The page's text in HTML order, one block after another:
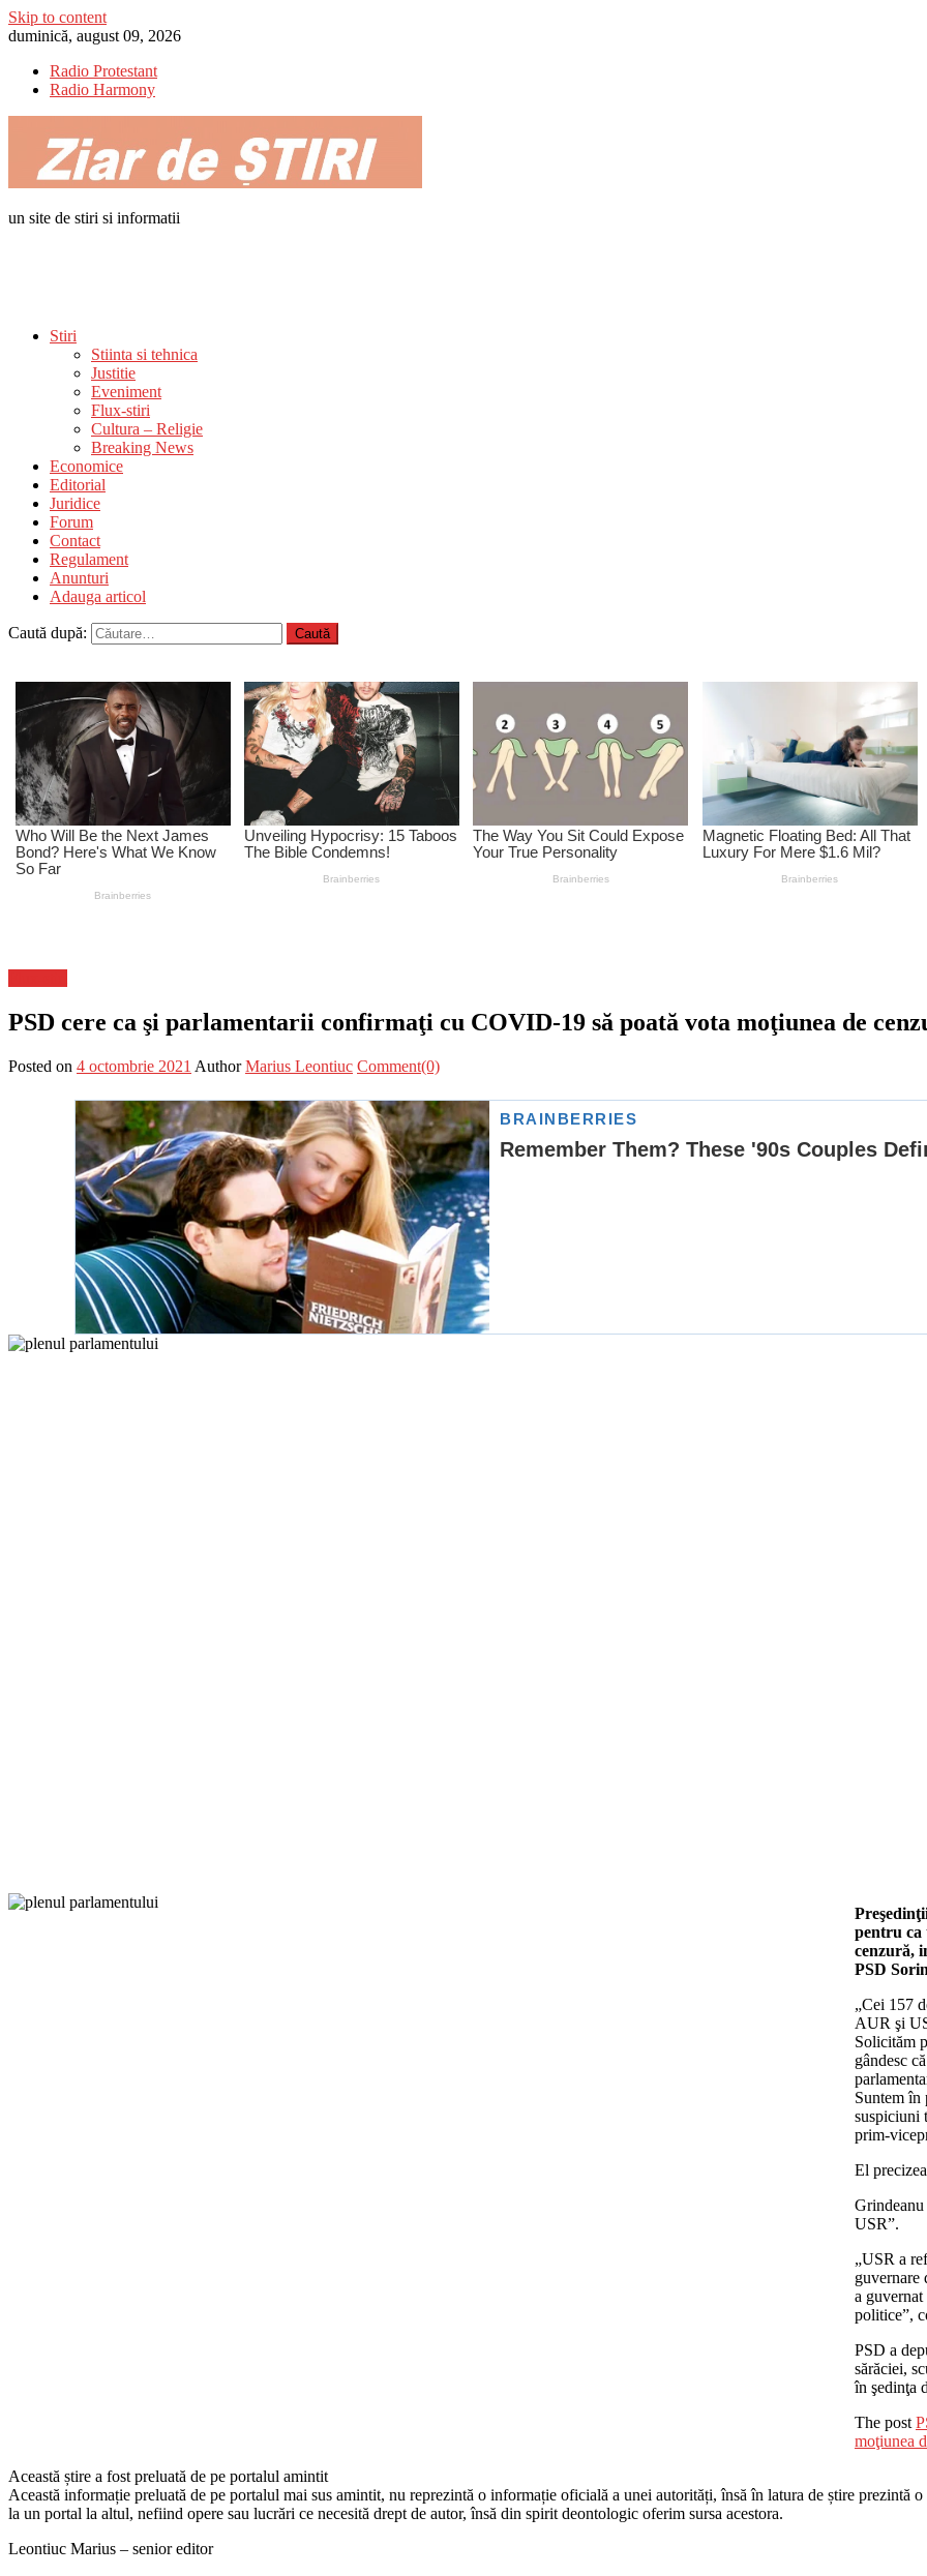
Skip to content
duminică, august 09, 2026
Radio Protestant
Radio Harmony
un site de stiri si informatii
Stiri
Stiinta si tehnica
Justitie
Eveniment
Flux-stiri
Cultura – Religie
Breaking News
Economice
Editorial
Juridice
Forum
Contact
Regulament
Anunturi
Adauga articol
Caută după:
PSD cere ca şi parlamentarii confirmaţi cu COVID-19 să poată vota moţiunea de
Posted on 4 octombrie 2021 Author Marius Leontiuc Comment(0)
pentru ca
cenzură,
PSD
„Cei 157
AUR şi
Solicităm
gândesc
Suntem în
suspiciuni
prim-
El
Grindeanu
USR”.
„USR a
guvernare
a
politice”,
PSD a
sărăciei,
în şedinţa
The post
moţiunea
Această știre a fost preluată de pe portalul amintit
Această informație preluată de pe portalul mai sus amintit, nu reprezintă o informație oficială a unei autorități, însă în latura de știre
la un portal la altul, nefiind opere sau lucrări ce necesită drept de autor, însă din spirit deontologic oferim sursa acestora.
Leontiuc Marius – senior editor